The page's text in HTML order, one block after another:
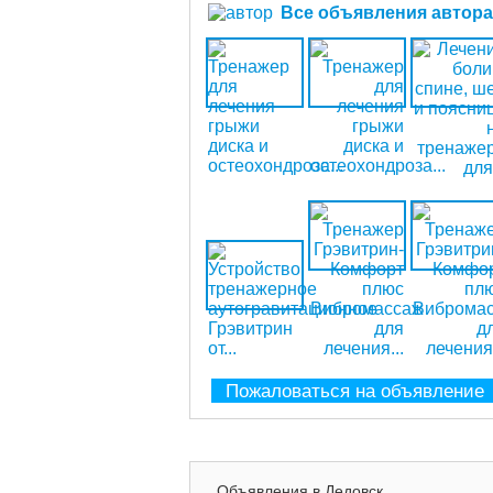
Все объявления автора
Пожаловаться на объявление